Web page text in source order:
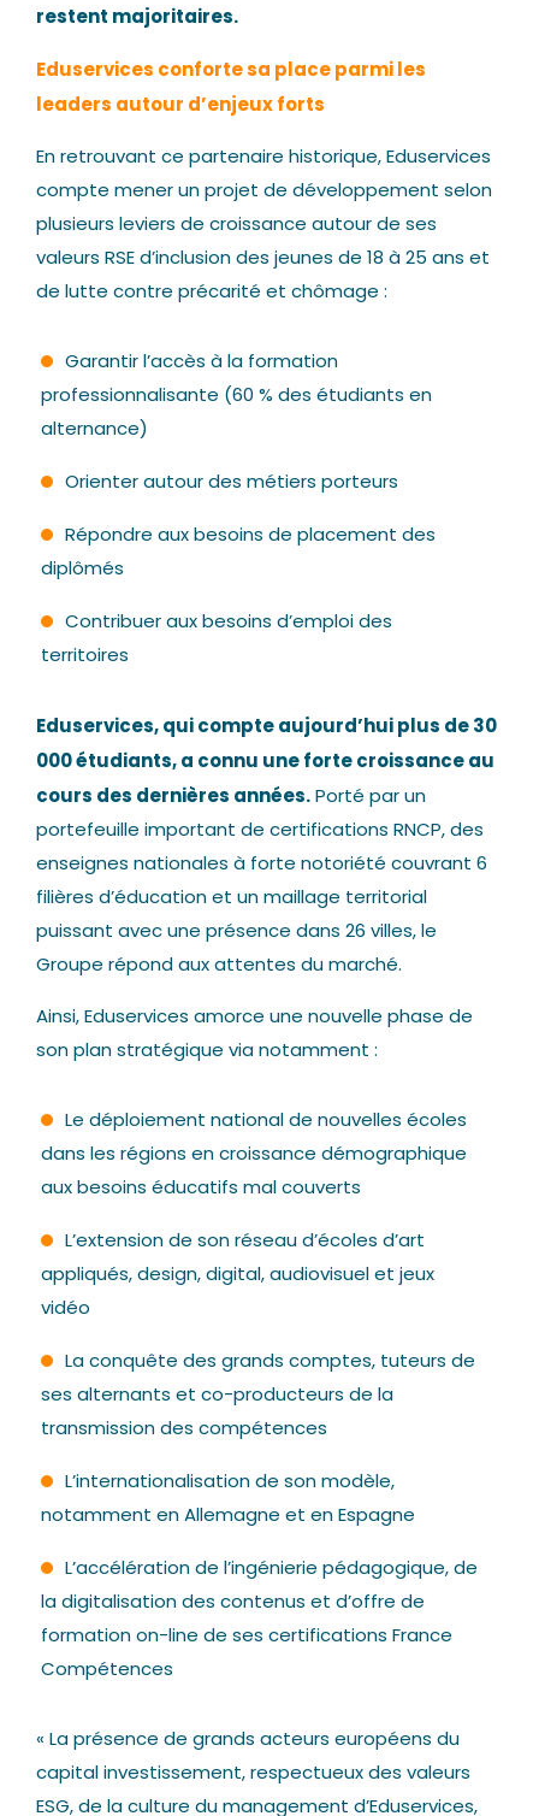
restent majoritaires.
Eduservices conforte sa place parmi les
leaders autour d’enjeux forts
En retrouvant ce partenaire historique, Eduservices
compte mener un projet de développement selon
plusieurs leviers de croissance autour de ses
valeurs RSE d’inclusion des jeunes de 18 à 25 ans et
de lutte contre précarité et chômage :
Garantir l’accès à la formation
professionnalisante (60 % des étudiants en
alternance)
Orienter autour des métiers porteurs
Répondre aux besoins de placement des
diplômés
Contribuer aux besoins d’emploi des
territoires
Eduservices, qui compte aujourd’hui plus de 30
000 étudiants, a connu une forte croissance au
cours des dernières années.Porté par un
portefeuille important de certifications RNCP, des
enseignes nationales à forte notoriété couvrant 6
filières d’éducation et un maillage territorial
puissant avec une présence dans 26 villes, le
Groupe répond aux attentes du marché.
Ainsi, Eduservices amorce une nouvelle phase de
son plan stratégique via notamment :
Le déploiement national de nouvelles écoles
dans les régions en croissance démographique
aux besoins éducatifs mal couverts
L’extension de son réseau d’écoles d’art
appliqués, design, digital, audiovisuel et jeux
vidéo
La conquête des grands comptes, tuteurs de
ses alternants et co-producteurs de la
transmission des compétences
L’internationalisation de son modèle,
notamment en Allemagne et en Espagne
L’accélération de l’ingénierie pédagogique, de
la digitalisation des contenus et d’offre de
formation on-line de ses certifications France
Compétences
« La présence de grands acteurs européens du
capital investissement, respectueux des valeurs
ESG, de la culture du management d’Eduservices,